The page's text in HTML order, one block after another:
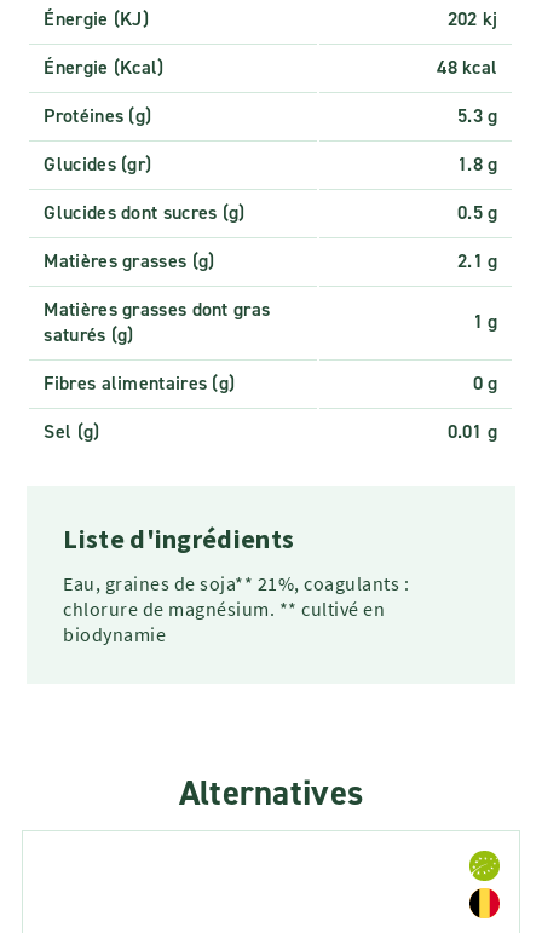
Énergie (KJ)
202 kj
Énergie (Kcal)
48 kcal
Protéines (g)
5.3 g
Glucides (gr)
1.8 g
Glucides dont sucres (g)
0.5 g
Matières grasses (g)
2.1 g
Matières grasses dont gras
saturés (g)
1 g
Fibres alimentaires (g)
0 g
Sel (g)
0.01 g
Liste d'ingrédients
Eau, graines de soja** 21%, coagulants :
chlorure de magnésium. ** cultivé en
biodynamie
Alternatives